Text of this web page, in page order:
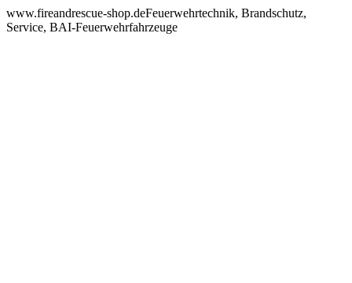
www.fireandrescue-shop.deFeuerwehrtechnik, Brandschutz,
Service, BAI-Feuerwehrfahrzeuge